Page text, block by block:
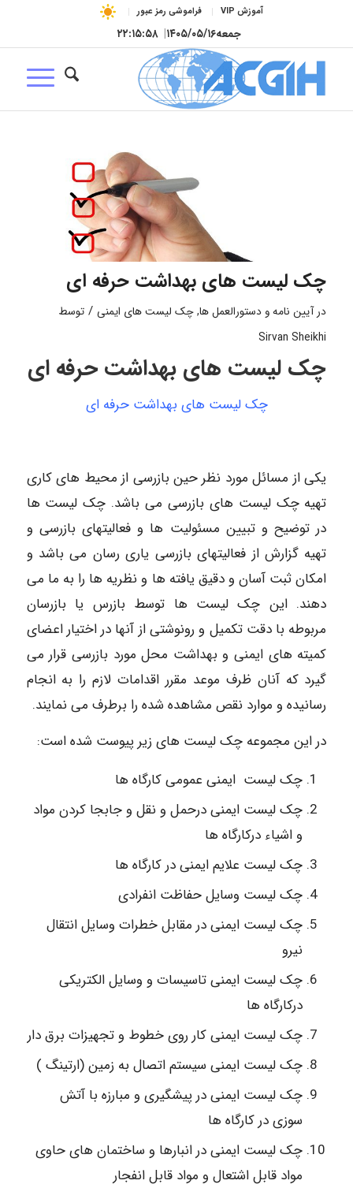
آموزش VIP فراموشی رمز عبور
جمعه۱۴۰۵/۰۵/۱۶| ۲۲:۱۵:۵۹
چک لیست های بهداشت حرفه ای
درآیین نامه و دستورالعمل ها,چک لیست های ایمنی / توسط
Sirvan Sheikhi
چک لیست های بهداشت حرفه ای
چک لیست های بهداشت حرفه ای
یکی از مسائل مورد نظر حین بازرسی از محیط های کاری
تهیه چک لیست های بازرسی می باشد. چک لیست ها
در توضیح و تبیین مسئولیت ها و فعالیتهای بازرسی و
تهیه گزارش از فعالیتهای بازرسی یاری رسان می باشد و
امکان ثبت آسان و دقیق یافته ها و نظریه ها را به ما می
دهند. این چک لیست ها توسط بازرس یا بازرسان
مربوطه با دقت تکمیل و رونوشتی از آنها در اختیار اعضای
کمیته های ایمنی و بهداشت محل مورد بازرسی قرار می
گیرد که آنان ظرف موعد مقرر اقدامات لازم را به انجام
رسانیده و موارد نقص مشاهده شده را برطرف می نمایند.
در این مجموعه چک لیست های زیر پیوست شده است:
چک لیست ایمنی عمومی کارگاه ها
چک لیست ایمنی درحمل و نقل و جابجا کردن مواد
و اشیاء درکارگاه ها
چک لیست علایم ایمنی در کارگاه ها
چک لیست وسایل حفاظت انفرادی
چک لیست ایمنی در مقابل خطرات وسایل انتقال
نیرو
چک لیست ایمنی تاسیسات و وسایل الکتریکی
درکارگاه ها
چک لیست ایمنی کار روی خطوط و تجهیزات برق دار
چک لیست ایمنی سیستم اتصال به زمین (ارتینگ )
چک لیست ایمنی در پیشگیری و مبارزه با آتش
سوزی در کارگاه ها
چک لیست ایمنی در انبارها و ساختمان های حاوی
مواد قابل اشتعال و مواد قابل انفجار